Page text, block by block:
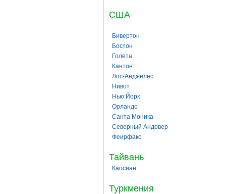
США
Бивертон
Бостон
Голета
Кантон
Лос-Анджелес
Нивот
Нью Йорк
Орландо
Санта Моника
Северный Андовер
Феирфакс
Тайвань
Каосиан
Туркмения